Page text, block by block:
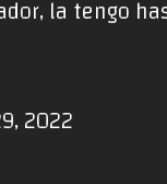
la tengo
2022